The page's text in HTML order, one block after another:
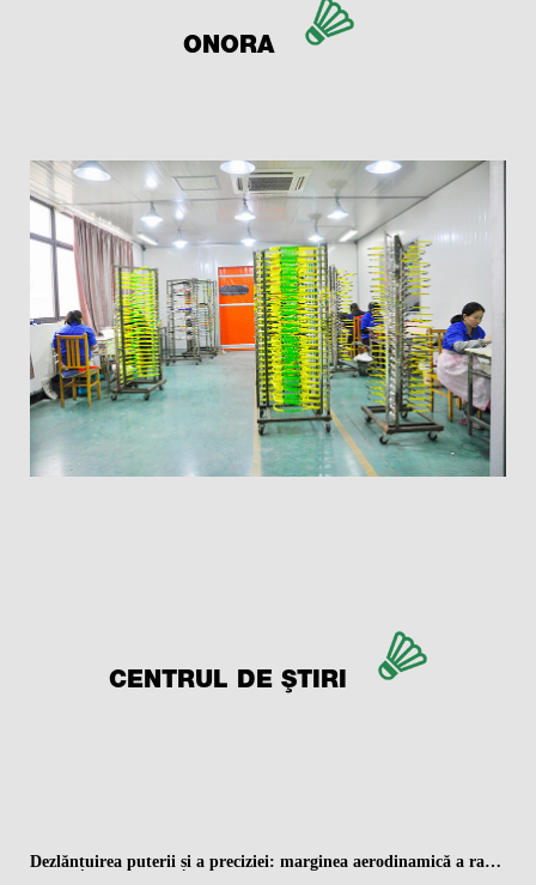
ONORA
CENTRUL DE ȘTIRI
Dezlănțuirea puterii și a preciziei: marginea aerodinamică a rachetelor de badminton împărțite de fier